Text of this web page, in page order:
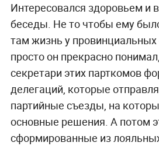
Интересовался здоровьем и
беседы. Не то чтобы ему
там жизнь у провинциальных
просто он прекрасно
секретари этих парткомов
делегаций, которые
партийные съезды, на
основные решения. А потом
сформированные из